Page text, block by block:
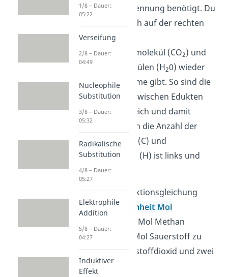
) bei der Verbrennung benötigt. Du
siehst, dass es auch auf der rechten
Seite durch ein
Kohlenstoffdioxidmolekül (CO2) und
zwei Wassermolekülen (H20) wieder
vier Sauerstoffatome gibt. So sind die
Sauerstoffatome zwischen Edukten
und Produkten gleich und damit
ausgeglichen. Auch die Anzahl der
Kohlensotffatome (C) und
Wasserstoffatome (H) ist links und
rechts die gleiche.
Du kannst die Reaktionsgleichung
ebenfalls in der
Einheit Mol
interpretieren. Ein Mol Methan
reagiert mit zwei Mol Sauerstoff zu
einem Mol Kohlenstoffdioxid und zwei
Mol Wasser.
1/8 – Dauer:
05:22
Verseifung
2/8 – Dauer:
04:49
Nucleophile
Substitution
3/8 – Dauer:
05:32
Radikalische
Substitution
4/8 – Dauer:
05:27
Elektrophile
Addition
5/8 – Dauer:
04:27
Induktiver
Effekt